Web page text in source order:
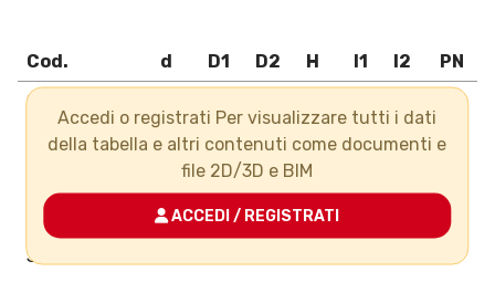
Cod. d D1 D2 H l1 l2 PN
STL16PA0630
STL16PA0750
75
STL16PA1100
110
STL16PA1250
Accedi o registrati Per visualizzare tutti i dati
della tabella e altri contenuti come documenti e
file 2D/3D e BIM
ACCEDI / REGISTRATI